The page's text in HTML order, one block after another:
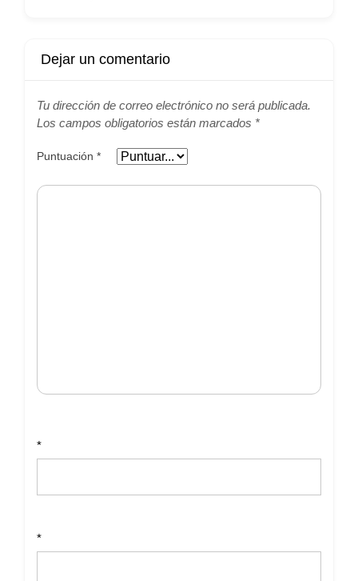
Dejar un comentario
Tu dirección de correo electrónico no será publicada.
Los campos obligatorios están marcados *
Puntuación *
*
*